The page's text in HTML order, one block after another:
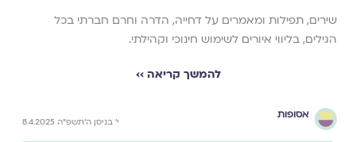
שירים, תפילות ומאמרים על דחייה, הדרה וחרם חברתי בכל
הגילים, בליווי איורים לשימוש חינוכי וקהילתי.
להמשך קריאה ››
אסופות
י׳ בניסן ה׳תשפ״ה 8.4.2025